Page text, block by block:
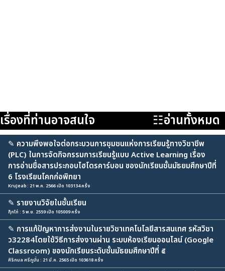
เรื่องที่ท่านอาจสนใจ ☷อ่านทั้งหมด
✎ ความพึงพอใจต่อกระบวนการชุมชนแห่งการเรียนรู้ทางวิชาชีพ
(PLC) ในการจัดกิจกรรมการเรียนรู้แบบ Active Learning เรื่อง
การอ่านชื่อสารประกอบไฮโดรคาร์บอน ของนักเรียนชั้นมัธยมศึกษาปีที่
6 โรงเรียนโคกก่อพิทยา
KruJeab : 21 พ.ค. 2566 เปิด 103134 ครั้ง
✎ รายงานวิจัยในชั้นเรียน
กุ๊กไก่ : 5 พ.ย. 2559 เปิด 105009 ครั้ง
✎ การแก้ปัญหาการส่งงานในรายวิชาเทคโนโลยีสารสนเทศ รหัสวิชา
ว32284โดยใช้วิธีการส่งงานผ่าน ระบบห้องเรียนออนไลน์ (Google
Classroom) ของนักเรียนระดับชั้นมัธยมศึกษาปีที่ ๕
ศิริกมล ศรีภูมั่น : 21 มี.ค. 2565 เปิด 103618 ครั้ง